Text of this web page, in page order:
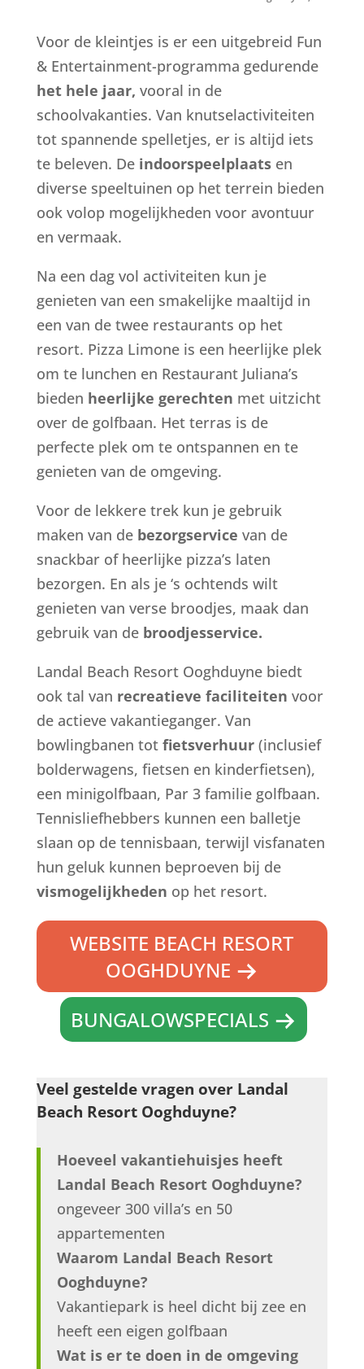
Voor de kleintjes is er een uitgebreid Fun
& Entertainment-programma gedurende
het hele jaar, vooral in de
schoolvakanties. Van knutselactiviteiten
tot spannende spelletjes, er is altijd iets
te beleven. De indoorspeelplaatsen
diverse speeltuinen op het terrein bieden
ook volop mogelijkheden voor avontuur
en vermaak.
Na een dag vol activiteiten kun je
genieten van een smakelijke maaltijd in
een van de twee restaurants op het
resort. Pizza Limone is een heerlijke plek
om te lunchen en Restaurant Juliana’s
bieden heerlijke gerechten met uitzicht
over de golfbaan. Het terras is de
perfecte plek om te ontspannen en te
genieten van de omgeving.
Voor de lekkere trek kun je gebruik
maken van de bezorgservice van de
snackbar of heerlijke pizza’s laten
bezorgen. En als je ‘s ochtends wilt
genieten van verse broodjes, maak dan
gebruik van debroodjesservice.
Landal Beach Resort Ooghduyne biedt
ook tal van recreatieve faciliteiten voor
de actieve vakantieganger. Van
bowlingbanen totfietsverhuur(inclusief
bolderwagens, fietsen en kinderfietsen),
een minigolfbaan, Par 3 familie golfbaan.
Tennisliefhebbers kunnen een balletje
slaan op de tennisbaan, terwijl visfanaten
hun geluk kunnen beproeven bij de
vismogelijkheden op het resort.
WEBSITE BEACH RESORT
OOGHDUYNE
BUNGALOWSPECIALS
Veel gestelde vragen over Landal
Beach Resort Ooghduyne?
Hoeveel vakantiehuisjes heeft
Landal Beach Resort Ooghduyne?
ongeveer 300 villa’s en 50
appartementen
Waarom Landal Beach Resort
Ooghduyne?
Vakantiepark is heel dicht bij zee en
heeft een eigen golfbaan
Wat is er te doen in de omgeving